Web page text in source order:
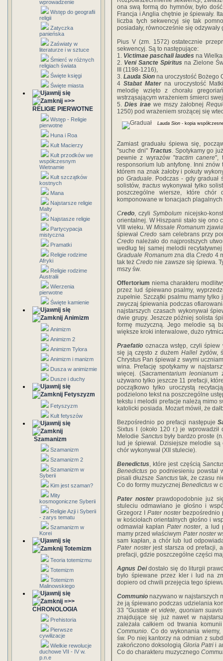
wprowadzenie
Wstęp do geografii
religii
Zatyczka
panieńska
Zaświaty w
literaturze i w sztuce
Śmierć w różnych
religiach świata
Święte księgi
Święte miasta
=>>
RELIGIE PIERWOTNE
Wstęp - Religie
pierwotne
Huna i Roa
Kult Macierzy
Kult przodków we
współczesnym
Wietnamie
Kult szczątków
kostnych
Mana
Najstarsze religie
Malty
Najstasze religie
Partycypacja
mistyczna
Pramatki
Religie rodzime
Afryki
Religie rodzime
Australii
Wierzenia
pierwotne
Święte kamienie
Animizm
Animizm
Animizm 2
Animizm Tylora
Animizm i manizm
Dusza w animizmie
Dusze i duchy
Fetyszyzm
Fetyszyzm
Kult fetyszów
Szamanizm
Szamanizm
Szamanizm 2
Szamanizm w
Syberii
Kim jest szaman?
Mity
kosmogoniczne Syberii
Religie Azji i Syberii
- zarys tematu
Szamanizm w
Korei
Totemizm
Teoria totemizmu
Totemizm
Totemizm
Malinowskiego
=>>
CHRONOLOGIA
Prehistoria
Pierwsze
cywilizacje
Wielkie rewolucje
duchowe VII - IV w.
p.n.e
ona swą formą do hymnów, było
Francja i Anglia chętnie je śpiewały.
liczba tych sekwencyj się tak
posiadały, równocześnie się
Pius V (zm. 1572) ostatecznie
sekwencyj. Są to następujące:
1. Victimae paschali laudes na
2. Veni Sancte Spiritus na Zielone
III (1198-1216),
3. Lauda Sion na uroczystość Bożego
4 Stabat Mater na uroczystość
melodię wzięto z chorału
wstrząsającym wrażeniem śmierci
5. Dies irae we mszy żałobnej
1250) pod wrażeniem srożącej się
Lauda Sion - kopia
Zamiast graduału śpiewa się,
"suche dni" Tractus. Spotykamy go
pewnie z wyrazów "tractim canere",
responsorium lub antyfonę. Inni
którem na znak żałoby i pokuty
po Graduale. Podczas - gdy
solistów, tractuswykonywał tylko
poszczególne wiersze, które chór
komponowane w tonacjach
Credo, czyliSymbolum nicejsko-
orientalnej. W Hiszpanii stało się ono
VIII wieku. W Missale Romanum
śpiewałCredo sam celebrans przy
Credo należało do najprostszych
według tej samej melodii
Graduale Romanumzna dlaCredo 4
tak teżCredo nie zawsze się śpiewa.
mszy św.
Offertorium niema charakteru
przez lud śpiewano psalmy,
zupełnie. Szczątki psalmu mamy tylko
zwyczaj śpiewania podczas
najstarszych czasach wykonywał
dwie grupy. Jeszcze później solista
formę muzyczną. Jego melodie są
większe kroki interwalowe, dużo
Praefatio oznacza wstęp, czyli śpiew
się ją często z dużem Hallel żydów,
Chrystus Pan śpiewał z swymi
wina. Prefację spotykamy w
więcej. (Sacramentarium leonianum
używano tylko jeszcze 11 prefacji,
początkowo tylko uroczystą
podzielono tekst na poszczególne
tekstu i melodii prefacje należą mimo
katolicki posiada. Mozart mówił, że
Bezpośrednio po prefacji następuje
Sixtus I (około 120 r.) je
Melodie Sanctusbyły bardzo proste
lud je śpiewał. Dzisiejsze melodie
chór wykonywał (XII stulecie).
Benedictus, które jest częścią
Benedictus po podniesieniu powstał
pisali dłuższe Sanctustak, że czasu
Co do formy muzycznej Benedictus w
Pater nosterprawdopodobnie już
stuleciu odmawiano je głośno i
Grzegorz I Pater nosterbezpośrednio
w kościołach orientalnych głośno i
odmawiał kapłanPater noster, a lud
mamy przed właściwym Pater noster
sam kapłan, a chór lub lud
Pater nosterjest starsza od prefacji,
prefacji, gdzie poszczególne części
Agnus Deidostało się do liturgii
było śpiewane przez kler i lud na
dopiero od chwili przejęcia tego
Communio nazywano w najstarszych
że ją śpiewano podczas udzielania
33 "Gustate et videte, quoniam
znajdujące się już nawet w
zależała całkiem od trwania
Communio. Co do wykonania
św. Po niej kantorzy na odmian z
zakończono doksologią Gloria Patri i
Co do charakteru muzycznego